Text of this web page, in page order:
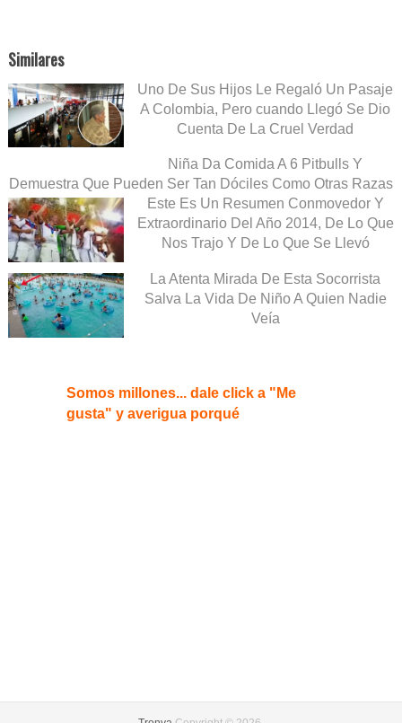
Similares
Uno De Sus Hijos Le Regaló Un Pasaje
A Colombia, Pero cuando Llegó Se Dio
Cuenta De La Cruel Verdad
Niña Da Comida A 6 Pitbulls Y
Demuestra Que Pueden Ser Tan Dóciles Como Otras Razas
Este Es Un Resumen Conmovedor Y
Extraordinario Del Año 2014, De Lo Que
Nos Trajo Y De Lo Que Se Llevó
La Atenta Mirada De Esta Socorrista
Salva La Vida De Niño A Quien Nadie
Veía
Somos millones... dale click a "Me
gusta" y averigua porqué